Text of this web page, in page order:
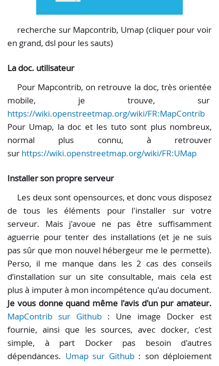
recherche sur Mapcontrib, Umap (cliquer pour voir
en grand, dsl pour les sauts)
La doc. utilisateur
Pour Mapcontrib, on retrouve la doc, très orientée
mobile, je trouve, sur
https://wiki.openstreetmap.org/wiki/FR:MapContrib
Pour Umap, la doc et les tuto sont plus nombreux,
normal plus connu, à retrouver
sur https://wiki.openstreetmap.org/wiki/FR:UMap
Installer son propre serveur
Les deux sont opensources, et donc vous disposez
de tous les éléments pour l'installer sur votre
serveur. Mais j'avoue ne pas être suffisamment
aguerrie pour tenter des installations (et je ne suis
pas sûr que mon nouvel hébergeur me le permette).
Perso, il me manque dans les 2 cas des conseils
d’installation sur un site consultable, mais cela est
plus à imputer à mon incompétence qu'au document.
Je vous donne quand même l'avis d'un pur amateur.
MapContrib sur Github : Une image Docker est
fournie, ainsi que les sources, avec docker, c'est
simple, à part Docker pas besoin d'autres
dépendances. Umap sur Github: son déploiement